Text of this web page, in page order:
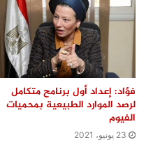
فؤاد: إعداد أول برنامح متكامل
لرصد الموارد الطبيعية بمحميات
الفيوم
23 يونيو، 2021